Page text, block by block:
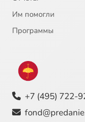
Им помогли
Программы
+7 (495) 722-